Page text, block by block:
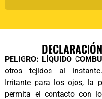
PELIGRO: LÍQUIDO
otros tejidos al instante.
Irritante para los ojos, la
permita el contacto con